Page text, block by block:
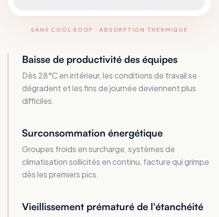
SANS COOL ROOF : ABSORPTION THERMIQUE
Baisse de productivité des équipes
Dès 28°C en intérieur, les conditions de travail se
dégradent et les fins de journée deviennent plus
difficiles.
Surconsommation énergétique
Groupes froids en surcharge, systèmes de
climatisation sollicités en continu, facture qui grimpe
dès les premiers pics.
Vieillissement prématuré de l'étanchéité